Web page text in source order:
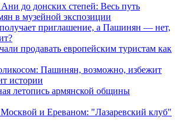
до донских степей: Весь путь
в музейной экспозиции
приглашение, а Пашинян — нет,
продавать европейским туристам как
Пашинян, возможно, избежит
истории
летопись армянской общины
и Ереваном: "Лазаревский клуб"